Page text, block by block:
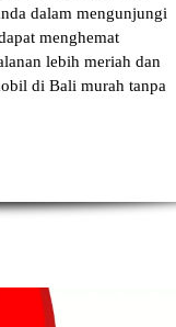
dalam mengunjungi
menghemat
lebih meriah dan
di Bali murah tanpa